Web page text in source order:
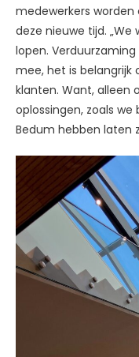
medewerkers
deze nieuwe tijd.
lopen.
mee, het is
klanten. Want, alleen
oplossingen, zoals
Bedum hebben laten